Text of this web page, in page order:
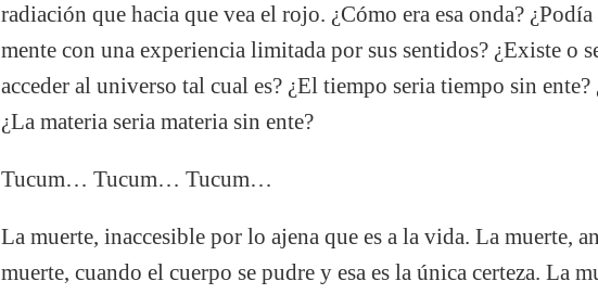
radiación que hacia que vea el rojo. ¿Cómo era esa onda?
mente con una experiencia limitada por sus sentidos? ¿Existe o
acceder al universo tal cual es? ¿El tiempo seria tiempo sin
¿La materia seria materia sin ente?
Tucum… Tucum… Tucum…
La muerte, inaccesible por lo ajena que es a la vida. La muerte,
muerte, cuando el cuerpo se pudre y esa es la única certeza. La